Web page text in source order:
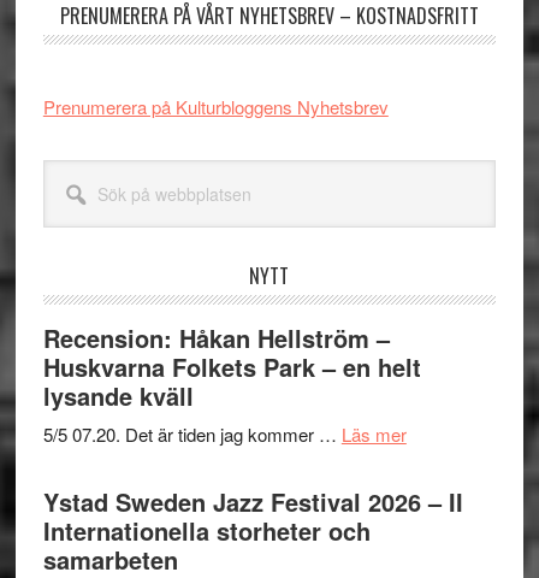
PRENUMERERA PÅ VÅRT NYHETSBREV – KOSTNADSFRITT
Prenumerera på Kulturbloggens Nyhetsbrev
webbplatsen
NYTT
Recension: Håkan Hellström –
Huskvarna Folkets Park – en helt
lysande kväll
5/5 07.20. Det är tiden jag kommer … Läs merom
Håkan
Hellström
Ystad Sweden Jazz Festival 2026 – II
Internationella storheter och
samarbeten